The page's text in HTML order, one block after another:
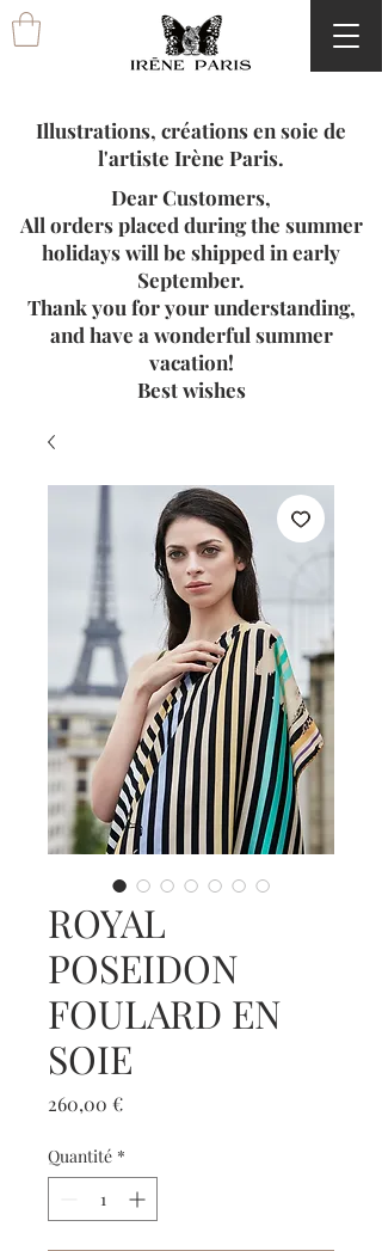
Illustrations, créations en soie de
l'artiste Irène Paris.
Dear Customers,
All orders placed during the summer
holidays will be shipped in early
September.
Thank you for your understanding,
and have a wonderful summer
vacation!
Best wishes
ROYAL
POSEIDON
FOULARD EN
SOIE
260,00 €Prix
Quantité *